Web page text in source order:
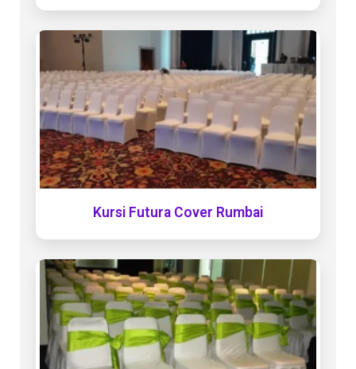
Kursi Futura Cover Rumbai